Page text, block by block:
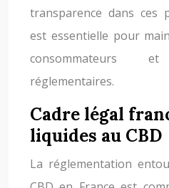
transparence dans ces
est essentielle pour
consommateurs
réglementaires.
Cadre légal
liquides au CBD
La réglementation